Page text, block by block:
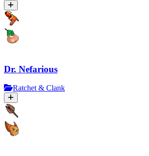
Dr. Nefarious
Ratchet & Clank